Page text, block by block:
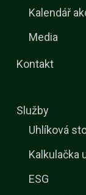
Kalendář
Media
Kontakt
Služby
Uhlíková
Kalkulačka
ESG